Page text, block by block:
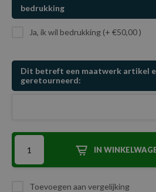
bedrukking
Ja, ik wil bedrukking (+ €50,00 )
Dit betreft een maatwerk artikel
geretourneerd:
IN
Toevoegen aan vergelijking